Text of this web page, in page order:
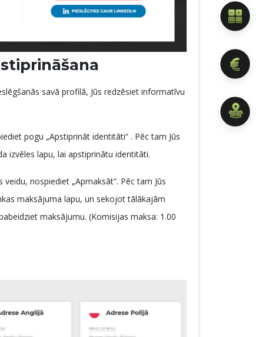
savā profilā, Jūs redzēsiet informatīvu
pogu „Apstiprināt identitāti“ . Pēc tam Jūs
izvēles lapu, lai apstiprinātu identitāti.
nospiediet „Apmaksāt“. Pēc tam Jūs
maksājuma lapu, un sekojot tālākajām
maksājumu. (Komisijas maksa: 1.00